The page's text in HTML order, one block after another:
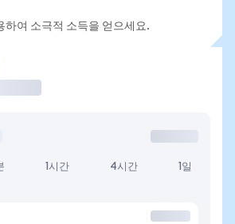
하여 소극적 소득을 얻으세요.
1시간 4시간 1일